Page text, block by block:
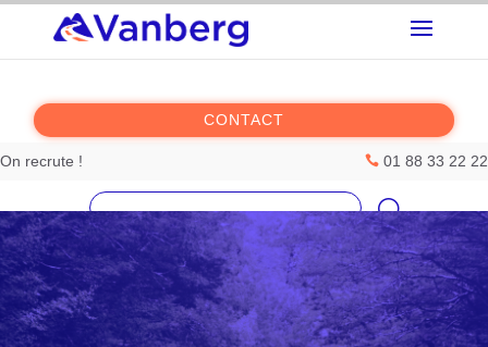
Nos solutions
Nos meilleurs ateliers
La société Vanberg
CONTACT
On recrute !  01 88 33 22 22
Rechercher :